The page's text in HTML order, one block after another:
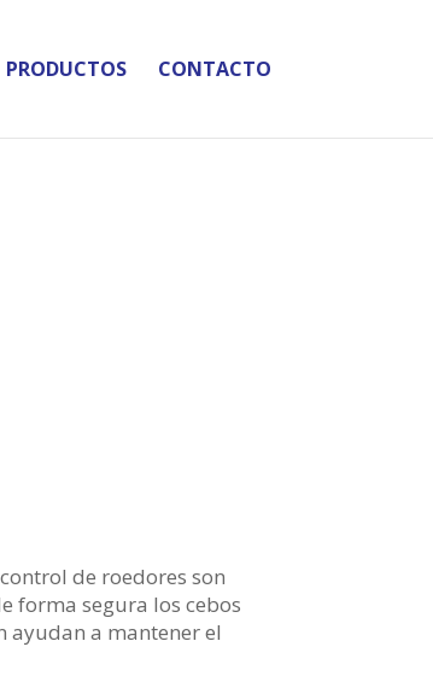
PRODUCTOS CONTACTO
de roedores son
forma segura los cebos
ayudan a mantener el